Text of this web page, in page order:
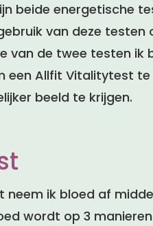
beide energetische
van deze testen
van de twee testen ik
een Allfit Vitalitytest te
beeld te krijgen.
neem ik bloed af
wordt op 3